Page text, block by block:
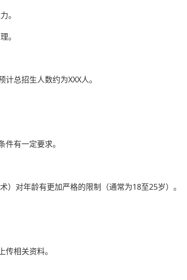
。
。
总招生人数约为XXX人。
有一定要求。
）对年龄有更加严格的限制（通常为18至25岁）。
相关资料。